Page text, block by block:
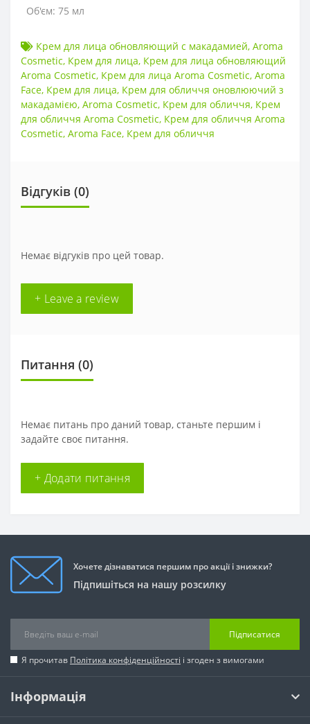
Об'єм: 75 мл
Крем для лица обновляющий с макадамией, Aroma
Cosmetic, Крем для лица, Крем для лица обновляющий
Aroma Cosmetic, Крем для лица Aroma Cosmetic, Aroma
Face, Крем для лица, Крем для обличчя оновлюючий з
макадамією, Aroma Cosmetic, Крем для обличчя, Крем
для обличчя Aroma Cosmetic, Крем для обличчя Aroma
Cosmetic, Aroma Face, Крем для обличчя
Відгуків (0)
Немає відгуків про цей товар.
+ Leave a review
Питання (0)
Немає питань про даний товар, станьте першим і
задайте своє питання.
+ Додати питання
Хочете дізнаватися першим про акції і знижки?
Підпишіться на нашу розсилку
Підписатися
Я прочитав Політика конфіденційності і згоден з вимогами
Інформація